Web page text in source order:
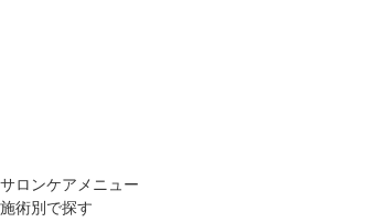
サロンケアメニュー
施術別で探す